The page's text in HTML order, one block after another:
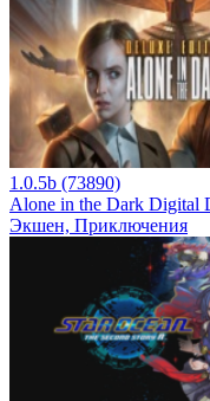
1.0.5b (73890)
Alone in the Dark Digital
Экшен, Приключения